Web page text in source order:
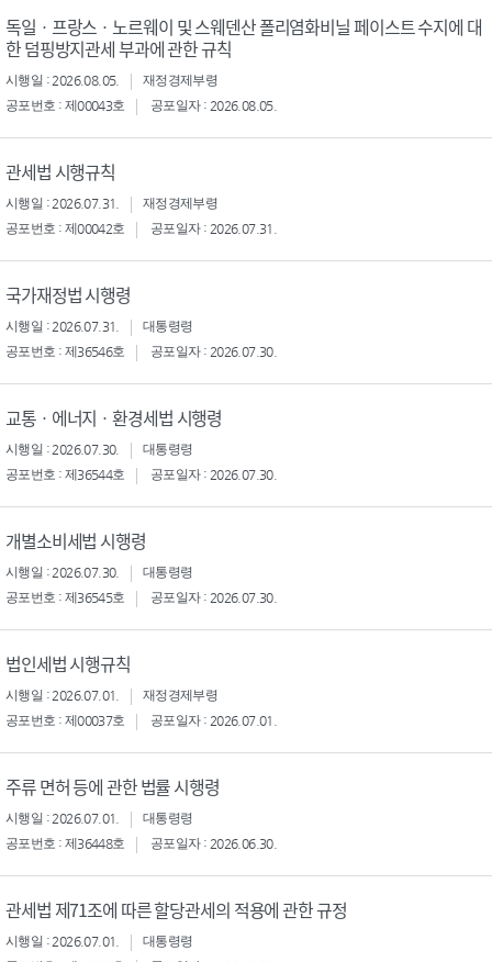
독일ㆍ프랑스ㆍ노르웨이 및 스웨덴산 폴리염화비닐 페이스트 수지에 대
한 덤핑방지관세 부과에 관한 규칙
시행일 : 2026.08.05.
재정경제부령
공포번호 : 제00043호
공포일자 : 2026.08.05.
관세법 시행규칙
시행일 : 2026.07.31.
재정경제부령
공포번호 : 제00042호
공포일자 : 2026.07.31.
국가재정법 시행령
시행일 : 2026.07.31.
대통령령
공포번호 : 제36546호
공포일자 : 2026.07.30.
교통ㆍ에너지ㆍ환경세법 시행령
시행일 : 2026.07.30.
대통령령
공포번호 : 제36544호
공포일자 : 2026.07.30.
개별소비세법 시행령
시행일 : 2026.07.30.
대통령령
공포번호 : 제36545호
공포일자 : 2026.07.30.
법인세법 시행규칙
시행일 : 2026.07.01.
재정경제부령
공포번호 : 제00037호
공포일자 : 2026.07.01.
주류 면허 등에 관한 법률 시행령
시행일 : 2026.07.01.
대통령령
공포번호 : 제36448호
공포일자 : 2026.06.30.
관세법 제71조에 따른 할당관세의 적용에 관한 규정
시행일 : 2026.07.01.
대통령령